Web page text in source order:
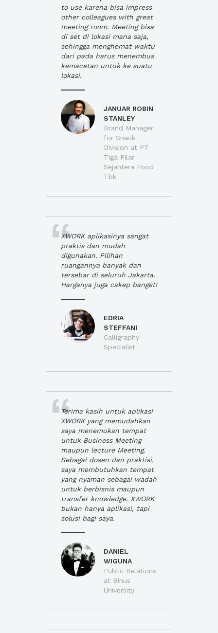
to use karena bisa impress
other colleagues with great
meeting room. Meeting bisa
di set di lokasi mana saja,
sehingga menghemat waktu
dari pada harus menembus
kemacetan untuk ke suatu
lokasi.
JANUAR ROBIN
STANLEY
Brand Manager
for Snack
Division at PT
Tiga Pilar
Sejahtera Food
Tbk
XWORK aplikasinya sangat
praktis dan mudah
digunakan. Pilihan
ruangannya banyak dan
tersebar di seluruh Jakarta.
Harganya juga cakep banget!
EDRIA
STEFFANI
Calligraphy
Specialist
Terima kasih untuk aplikasi
XWORK yang memudahkan
saya menemukan tempat
untuk Business Meeting
maupun lecture Meeting.
Sebagai dosen dan praktisi,
saya membutuhkan tempat
yang nyaman sebagai wadah
untuk berbisnis maupun
transfer knowledge. XWORK
bukan hanya aplikasi, tapi
solusi bagi saya.
DANIEL
WIGUNA
Public Relations
at Binus
University